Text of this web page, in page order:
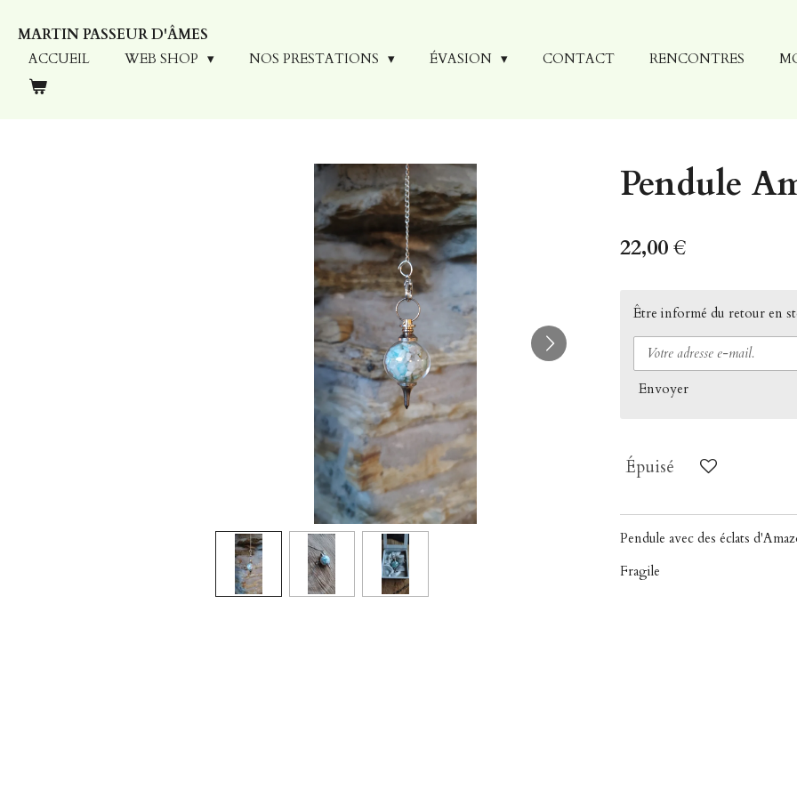
au
contenu
principal
MARTIN PASSEUR D'ÂMES
ACCUEIL WEB SHOP NOS PRESTATIONS ÉVASION CONTACT RENCONTRES
Pendule
22,00 €
Être informé du retour en
Envoyer
Épuisé
Pendule avec des éclats
Fragile